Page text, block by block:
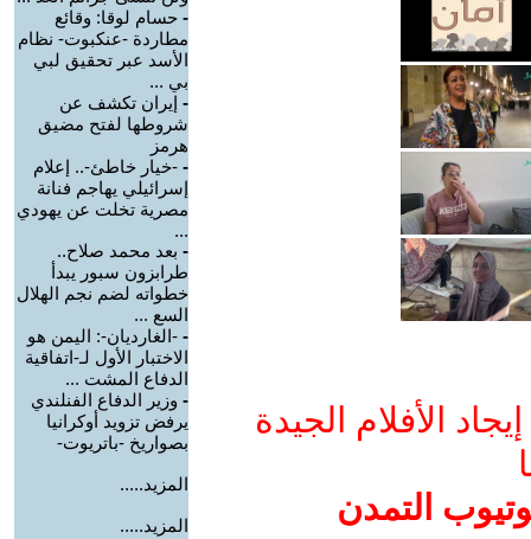
الأفلام الجيدة
التمدن
- حسام لوقا: وقائع
مطاردة -عنكبوت- نظام
الأسد عبر تحقيق لبي
بي ...
- إيران تكشف عن
شروطها لفتح مضيق
هرمز
- -خيار خاطئ-.. إعلام
إسرائيلي يهاجم فنانة
مصرية تخلت عن يهودي
...
- بعد محمد صلاح..
طرابزون سبور يبدأ
خطواته لضم نجم الهلال
السع ...
- -الغارديان-: اليمن هو
الاختبار الأول لـ-اتفاقية
الدفاع المشت ...
- وزير الدفاع الفنلندي
يرفض تزويد أوكرانيا
بصواريخ -باتريوت-
المزيد.....
المزيد.....